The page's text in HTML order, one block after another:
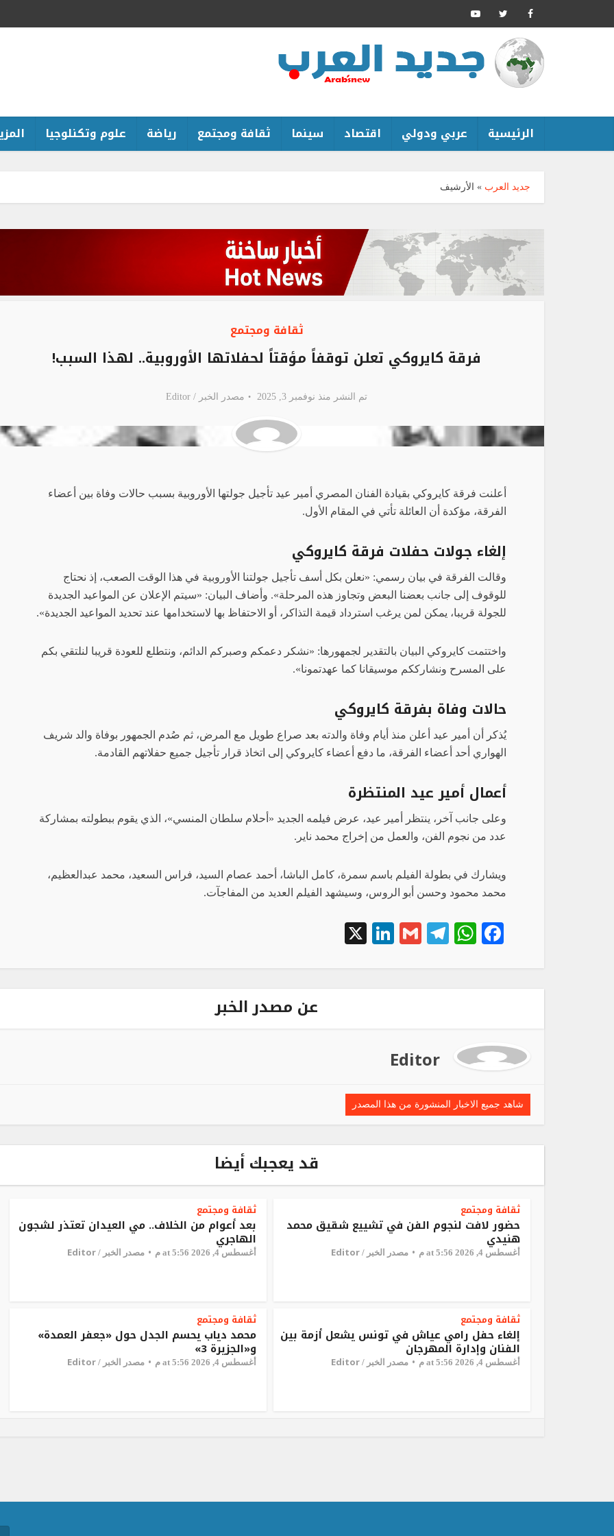
الرئيسية عربي ودولي اقتصاد سينما ثقافة ومجتمع رياضة علوم وتكنلوجيا
جديد العرب » الأرشيف
ثقافة ومجتمع
فرقة كايروكي تعلن توقفاً مؤقتاً لحفلاتها الأوروبية.. لهذا السبب!
تم النشر منذ نوفمبر 3, 2025 مصدر الخبر / Editor
أعلنت فرقة كايروكي بقيادة الفنان المصري أمير عيد تأجيل جولتها الأوروبية بسبب حالات وفاة بين أعضاء
الفرقة، مؤكدة أن العائلة تأتي في المقام الأول.
إلغاء جولات حفلات فرقة كايروكي
وقالت الفرقة في بيان رسمي: «نعلن بكل أسف تأجيل جولتنا الأوروبية في هذا الوقت الصعب، إذ نحتاج
للوقوف إلى جانب بعضنا البعض وتجاوز هذه المرحلة». وأضاف البيان: «سيتم الإعلان عن المواعيد الجديدة
للجولة قريبا، يمكن لمن يرغب استرداد قيمة التذاكر، أو الاحتفاظ بها لاستخدامها عند تحديد المواعيد الجديدة».
واختتمت كايروكي البيان بالتقدير لجمهورها: «نشكر دعمكم وصبركم الدائم، ونتطلع للعودة قريبا لنلتقي بكم
على المسرح ونشارككم موسيقانا كما عهدتمونا».
حالات وفاة بفرقة كايروكي
يُذكر أن أمير عيد أعلن منذ أيام وفاة والدته بعد صراع طويل مع المرض، ثم صُدم الجمهور بوفاة والد شريف
الهواري أحد أعضاء الفرقة، ما دفع أعضاء كايروكي إلى اتخاذ قرار تأجيل جميع حفلاتهم القادمة.
أعمال أمير عيد المنتظرة
وعلى جانب آخر، ينتظر أمير عيد، عرض فيلمه الجديد «أحلام سلطان المنسي»، الذي يقوم ببطولته بمشاركة
عدد من نجوم الفن، والعمل من إخراج محمد ناير.
‎ويشارك في بطولة الفيلم باسم سمرة، كامل الباشا، أحمد عصام السيد، فراس السعيد، محمد عبدالعظيم،
محمد محمود وحسن أبو الروس، وسيشهد الفيلم العديد من المفاجآت.
Facebook
WhatsApp
Telegram
Gmail
LinkedIn
عن مصدر الخبر
Editor
شاهد جميع الاخبار المنشورة من هذا المصدر
قد يعجبك أيضا
ثقافة ومجتمع
حضور لافت لنجوم الفن في تشييع شقيق محمد
هنيدي
أغسطس 4, 2026 at 5:56 م مصدر الخبر / Editor
ثقافة ومجتمع
بعد أعوام من الخلاف.. مي العيدان تعتذر لشجون
الهاجري
أغسطس 4, 2026 at 5:56 م مصدر الخبر / Editor
ثقافة ومجتمع
إلغاء حفل رامي عياش في تونس يشعل أزمة بين
الفنان وإدارة المهرجان
أغسطس 4, 2026 at 5:56 م مصدر الخبر / Editor
ثقافة ومجتمع
محمد دياب يحسم الجدل حول «جعفر العمدة»
و«الجزيرة 3»
أغسطس 4, 2026 at 5:56 م مصدر الخبر / Editor